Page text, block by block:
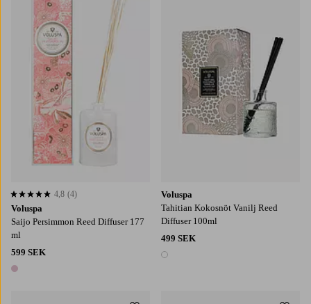
Voluspa
Saijo Persimmon Reed Diffuser 177
ml
599 SEK
1 färg
4,8 baserat på 4 st betyg
4,8 (4)
Voluspa
Tahitian Kokosnöt Vanilj Reed
Diffuser 100ml
499 SEK
1 färg